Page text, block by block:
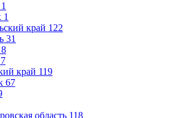
1
1
край 122
31
8
7
край 119
67
область 118